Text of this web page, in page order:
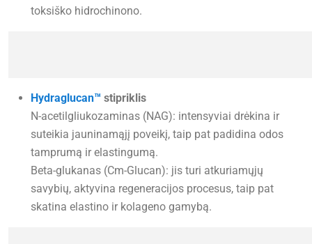
toksiško hidrochinono.
Hydraglucan™ stipriklis
N-acetilgliukozaminas (NAG): intensyviai drėkina ir
suteikia jauninamąjį poveikį, taip pat padidina odos
tamprumą ir elastingumą.
Beta-glukanas (Cm-Glucan): jis turi atkuriamųjų
savybių, aktyvina regeneracijos procesus, taip pat
skatina elastino ir kolageno gamybą.